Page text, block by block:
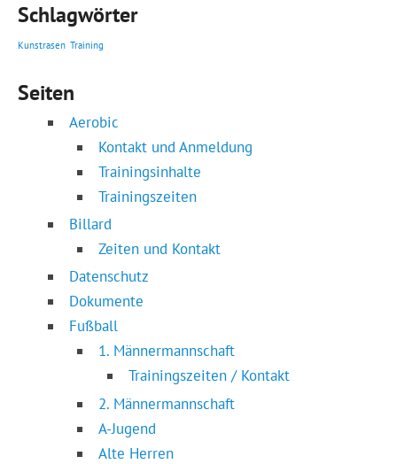
Schlagwörter
Kunstrasen Training
Seiten
Aerobic
Kontakt und Anmeldung
Trainingsinhalte
Trainingszeiten
Billard
Zeiten und Kontakt
Datenschutz
Dokumente
Fußball
1. Männermannschaft
Trainingszeiten / Kontakt
2. Männermannschaft
A-Jugend
Alte Herren